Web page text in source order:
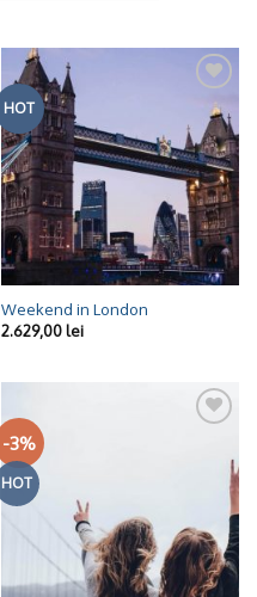
HOT
Adaugă
la
Wishlist
Weekend in London
2.629,00lei
-3%
HOT